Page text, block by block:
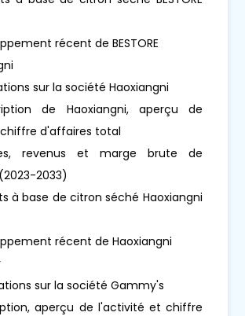
récent de BESTORE
sur la société Haoxiangni
de Haoxiangni, aperçu de
d'affaires total
revenus et marge brute de
2033)
à base de citron séché Haoxiangni
récent de Haoxiangni
sur la société Gammy's
aperçu de l'activité et chiffre